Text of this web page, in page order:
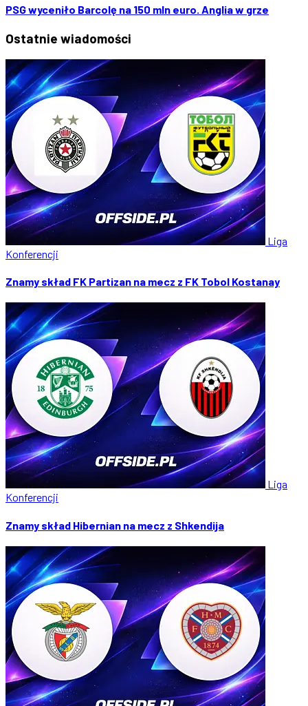
PSG wyceniło Barcolę na 150 mln euro. Anglia w grze
Ostatnie wiadomości
Liga
Konferencji
Znamy skład FK Partizan na mecz z FK Tobol Kostanay
Liga
Konferencji
Znamy skład Hibernian na mecz z Shkendija